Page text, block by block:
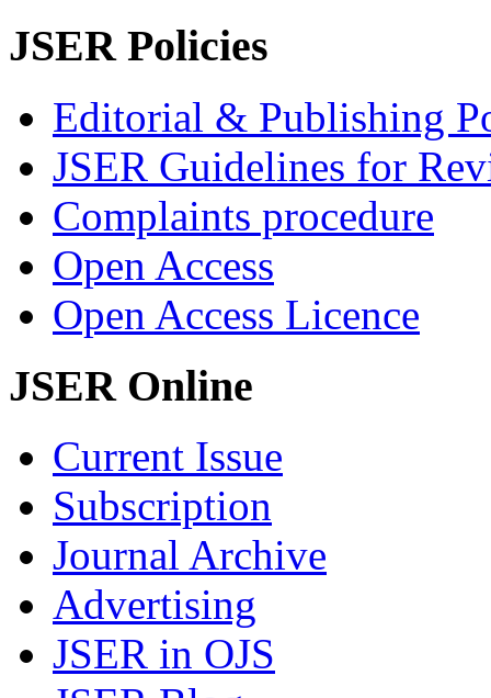
JSER Policies
Editorial & Publishing
JSER Guidelines for
Complaints procedure
Open Access
Open Access Licence
JSER Online
Current Issue
Subscription
Journal Archive
Advertising
JSER in OJS